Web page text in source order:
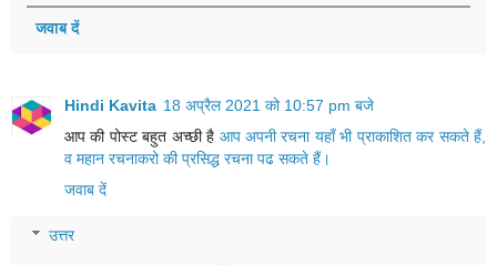
जवाब दें
Hindi Kavita 18 अप्रैल 2021 को 10:57 pm बजे
आप की पोस्ट बहुत अच्छी है आप अपनी रचना यहाँ भी प्राकाशित कर सकते हैं,
व महान रचनाकरो की प्रसिद्ध रचना पढ सकते हैं।
जवाब दें
उत्तर